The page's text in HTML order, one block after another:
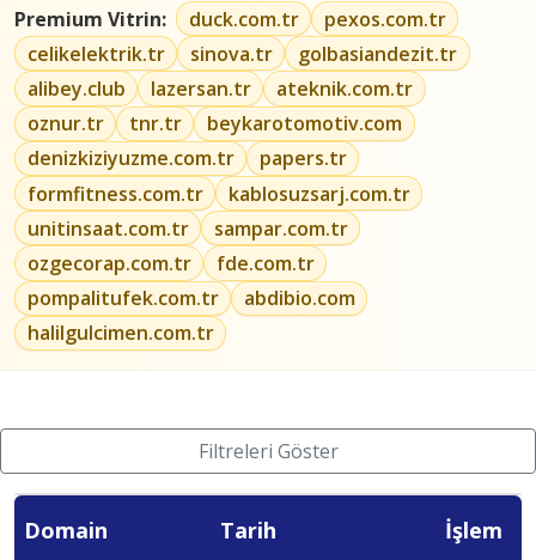
Premium Vitrin: duck.com.tr
pexos.com.tr
celikelektrik.tr
sinova.tr
golbasiandezit.tr
alibey.club
lazersan.tr
ateknik.com.tr
oznur.tr
tnr.tr
beykarotomotiv.com
denizkiziyuzme.com.tr
papers.tr
formfitness.com.tr
kablosuzsarj.com.tr
unitinsaat.com.tr
sampar.com.tr
ozgecorap.com.tr
fde.com.tr
pompalitufek.com.tr
abdibio.com
halilgulcimen.com.tr
Filtreleri Göster
Domain Tarih İşlem